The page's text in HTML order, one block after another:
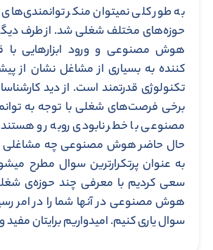
به طور کلی نمیتوان منکر توانمندی‌های
حوزه‌های مختلف شغلی شد. از طرف
هوش مصنوعی و ورود ابزارهایی با
کننده به بسیاری از مشاغل نشان از
تکنولوژی قدرتمند است. از دید
برخی فرصت‌های شغلی با توجه به
مصنوعی با خطر نابودی روبه رو
حال حاضر هوش مصنوعی چه مشاغلی
به عنوان پرتکرارترین سوال مطرح
سعی کردیم با معرفی چند حوزه‌ی
هوش مصنوعی در آنها شما را در امر
سوال یاری کنیم. امیدواریم برایتان